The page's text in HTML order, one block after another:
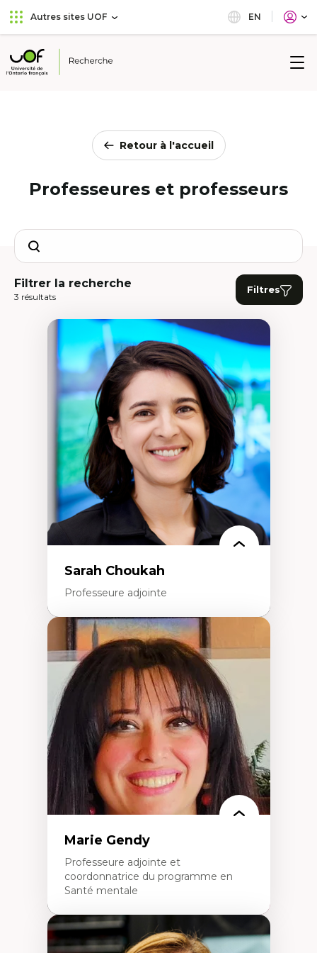
Aller
au
principal
Passer
au
Autres sites UOF EN
Université
Retour à l'accueil
Professeures et professeurs
Search
Filtrer la recherche
3 résultats
Filtres
Sarah Choukah
Professeure adjointe
Expertises
Démocratisation des nouvelles
technologies et biotechnologies
Données ouvertes
Bioart, programmation et électronique
Histoire sociale et culturelle des
technologies numériques
Résistances et droits numériques
Internet des objets
Métavers
Problématiques relatives à l’intelligence
artificielle, l’apprentissage machine et les
hautes technologies
Féminismes et nouvelles technologies
Marie Gendy
Professeure adjointe et
coordonnatrice du programme en
Santé mentale
Expertises